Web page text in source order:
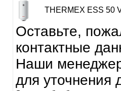
THERMEX ESS 50
Оставьте,
контактные
Наши
для уточнения